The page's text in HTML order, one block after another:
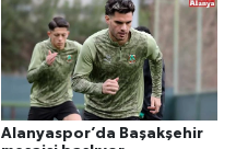
Alanyaspor’da Başakşehir